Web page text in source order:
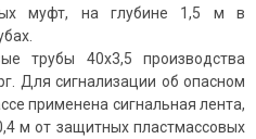
муфт, на глубине 1,5 м в
трубы 40х3,5 производства
Для сигнализации об опасном
применена сигнальная лента,
м от защитных пластмассовых